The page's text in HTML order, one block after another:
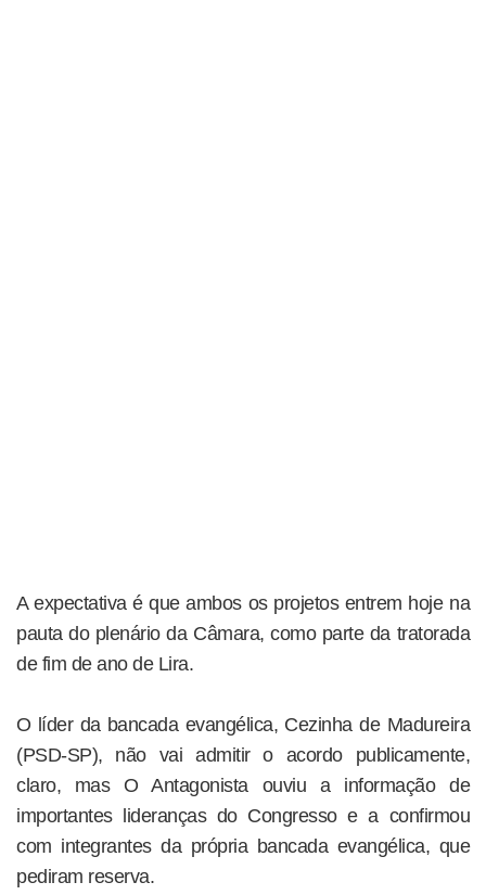
A expectativa é que ambos os projetos entrem hoje na
pauta do plenário da Câmara, como parte da tratorada
de fim de ano de Lira.
O líder da bancada evangélica, Cezinha de Madureira
(PSD-SP), não vai admitir o acordo publicamente,
claro, mas O Antagonista ouviu a informação de
importantes lideranças do Congresso e a confirmou
com integrantes da própria bancada evangélica, que
pediram reserva.